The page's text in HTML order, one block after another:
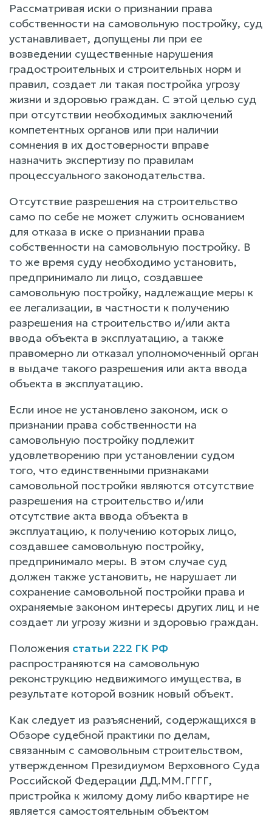
Рассматривая иски о признании права
собственности на самовольную постройку, суд
устанавливает, допущены ли при ее
возведении существенные нарушения
градостроительных и строительных норм и
правил, создает ли такая постройка угрозу
жизни и здоровью граждан. С этой целью суд
при отсутствии необходимых заключений
компетентных органов или при наличии
сомнения в их достоверности вправе
назначить экспертизу по правилам
процессуального законодательства.
Отсутствие разрешения на строительство
само по себе не может служить основанием
для отказа в иске о признании права
собственности на самовольную постройку. В
то же время суду необходимо установить,
предпринимало ли лицо, создавшее
самовольную постройку, надлежащие меры к
ее легализации, в частности к получению
разрешения на строительство и/или акта
ввода объекта в эксплуатацию, а также
правомерно ли отказал уполномоченный орган
в выдаче такого разрешения или акта ввода
объекта в эксплуатацию.
Если иное не установлено законом, иск о
признании права собственности на
самовольную постройку подлежит
удовлетворению при установлении судом
того, что единственными признаками
самовольной постройки являются отсутствие
разрешения на строительство и/или
отсутствие акта ввода объекта в
эксплуатацию, к получению которых лицо,
создавшее самовольную постройку,
предпринимало меры. В этом случае суд
должен также установить, не нарушает ли
сохранение самовольной постройки права и
охраняемые законом интересы других лиц и не
создает ли угрозу жизни и здоровью граждан.
Положения статьи 222 ГК РФ
распространяются на самовольную
реконструкцию недвижимого имущества, в
результате которой возник новый объект.
Как следует из разъяснений, содержащихся в
Обзоре судебной практики по делам,
связанным с самовольным строительством,
утвержденном Президиумом Верховного Суда
Российской Федерации ДД.ММ.ГГГГ,
пристройка к жилому дому либо квартире не
является самостоятельным объектом